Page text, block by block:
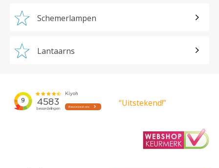
Schemerlampen
Lantaarns
“Uitstekend!”